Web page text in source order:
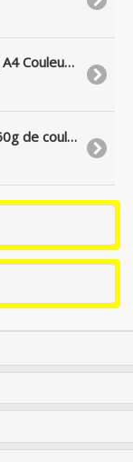
30 feuilles recyclées 175g A4 Couleurs de Provence
50 feuilles recyclées A4 160g de couleur Gamme Forever